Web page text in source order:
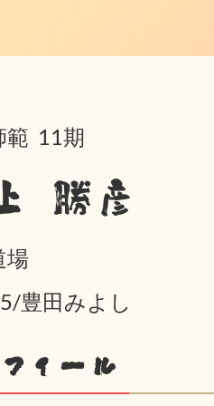
範 11期
勝彦
場
豊田みよし
ィール